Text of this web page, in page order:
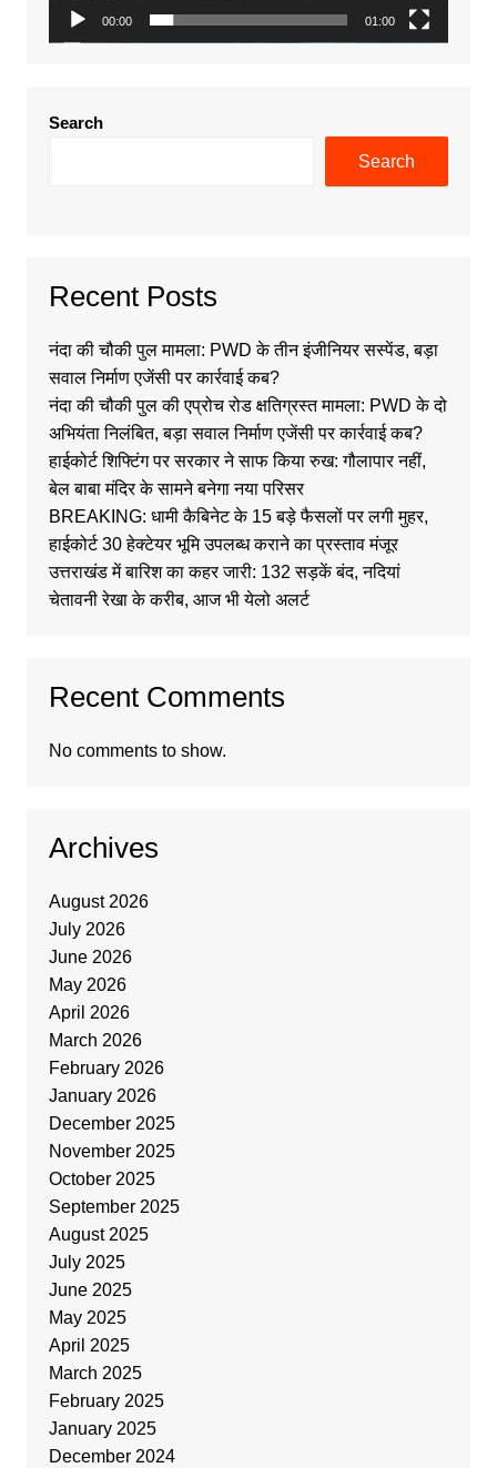
00:00 01:00
Search
Search
Recent Posts
नंदा की चौकी पुल मामला: PWD के तीन इंजीनियर सस्पेंड, बड़ा
सवाल निर्माण एजेंसी पर कार्रवाई कब?
नंदा की चौकी पुल की एप्रोच रोड क्षतिग्रस्त मामला: PWD के दो
अभियंता निलंबित, बड़ा सवाल निर्माण एजेंसी पर कार्रवाई कब?
हाईकोर्ट शिफ्टिंग पर सरकार ने साफ किया रुख: गौलापार नहीं,
बेल बाबा मंदिर के सामने बनेगा नया परिसर
BREAKING: धामी कैबिनेट के 15 बड़े फैसलों पर लगी मुहर,
हाईकोर्ट 30 हेक्टेयर भूमि उपलब्ध कराने का प्रस्ताव मंजूर
उत्तराखंड में बारिश का कहर जारी: 132 सड़कें बंद, नदियां
चेतावनी रेखा के करीब, आज भी येलो अलर्ट
Recent Comments
No comments to show.
Archives
August 2026
July 2026
June 2026
May 2026
April 2026
March 2026
February 2026
January 2026
December 2025
November 2025
October 2025
September 2025
August 2025
July 2025
June 2025
May 2025
April 2025
March 2025
February 2025
January 2025
December 2024